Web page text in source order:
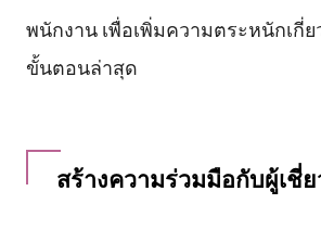
พนักงาน เพื่อเพิ่มความตระหนักเกี่
ขั้นตอนล่าสุด
สร้างความร่วมมือกับผู้เชี่